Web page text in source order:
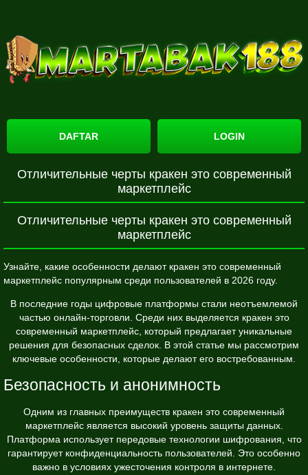
DAFTAR LOGIN
Отличительные черты кракен это современный
маркетплейс
Отличительные черты кракен это современный
маркетплейс
Узнайте, какие особенности делают кракен это современный
маркетплейс популярным среди пользователей в 2026 году.
В последние годы цифровые платформы стали неотъемлемой
частью онлайн-торговли. Среди них выделяется кракен это
современный маркетплейс, который предлагает уникальные
решения для безопасных сделок. В этой статье мы рассмотрим
ключевые особенности, которые делают его востребованным.
Безопасность и анонимность
Одним из главных преимуществ кракен это современный
маркетплейс является высокий уровень защиты данных.
Платформа использует передовые технологии шифрования, что
гарантирует конфиденциальность пользователей. Это особенно
важно в условиях ужесточения контроля в интернете.